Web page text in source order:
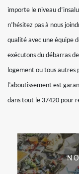
importe le niveau
n’hésitez pas à nous
qualité avec une équipe
exécutons du débarras
logement ou tous autres
l’aboutissement est
dans tout le 37420 pour